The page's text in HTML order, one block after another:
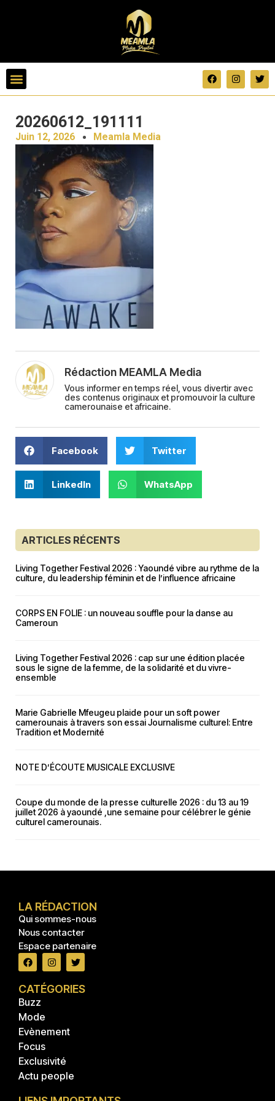
20260612_191111
Juin 12, 2026 Meamla Media
Rédaction MEAMLA Media
Vous informer en temps réel, vous divertir avec
des contenus originaux et promouvoir la culture
camerounaise et africaine.
Facebook Twitter
LinkedIn WhatsApp
ARTICLES RÉCENTS
Living Together Festival 2026 : Yaoundé vibre au rythme de la
culture, du leadership féminin et de l’influence africaine
CORPS EN FOLIE : un nouveau souffle pour la danse au
Cameroun
Living Together Festival 2026 : cap sur une édition placée
sous le signe de la femme, de la solidarité et du vivre-
ensemble
Marie Gabrielle Mfeugeu plaide pour un soft power
camerounais à travers son essai Journalisme culturel: Entre
Tradition et Modernité
NOTE D’ÉCOUTE MUSICALE EXCLUSIVE
Coupe du monde de la presse culturelle 2026 : du 13 au 19
juillet 2026 à yaoundé ,une semaine pour célébrer le génie
culturel camerounais.
LA RÉDACTION
Qui sommes-nous
Nous contacter
Espace partenaire
CATÉGORIES
Buzz
Mode
Evènement
Focus
Exclusivité
Actu people